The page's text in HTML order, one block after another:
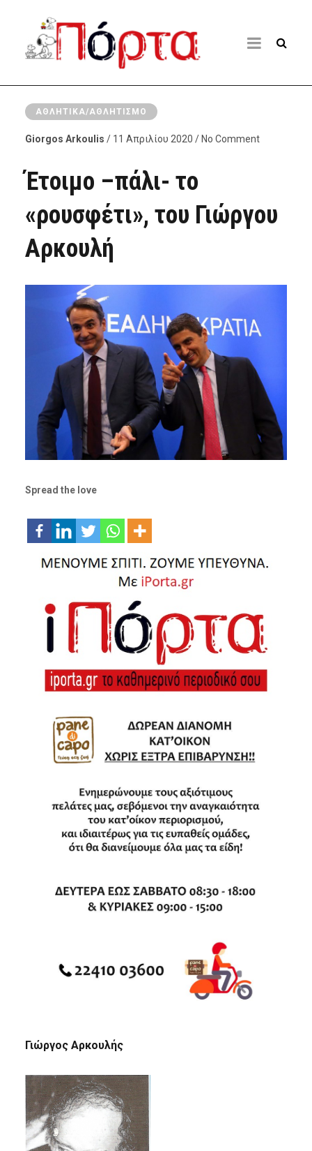
ΑΘΛΗΤΙΚΆ/ΑΘΛΗΤΙΣΜΌ
Giorgos Arkoulis / 11 Απριλίου 2020 / No Comment
Έτοιμο –πάλι- το
«ρουσφέτι», του Γιώργου
Αρκουλή
Spread the love
Γιώργος Αρκουλής